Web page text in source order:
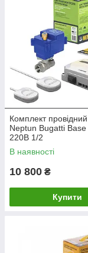
Комплект
Neptun Bugatti
220В 1/2
В наявності
10 800 ₴
Купити